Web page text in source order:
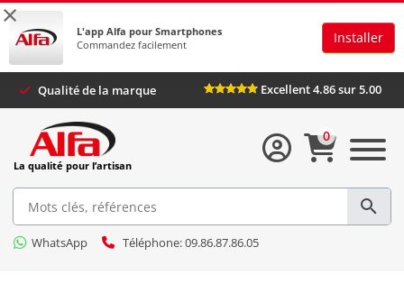
×
L'app Alfa pour Smartphones
Commandez facilement
Installer
Qualité de la marque Excellent 4.86 sur 5.00
La qualité pour l’artisan
WhatsApp Téléphone: 09.86.87.86.05
0